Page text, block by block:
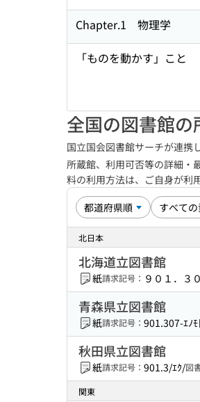
Chapter.1 物理学
「ものを動かす」こと
全国の図書館の
国立国会図書館サーチが連携
所蔵館、利用可否等の詳細・
料の利用方法は、ご自身が利
北日本
北海道立図書館
紙請求記号： ９０１．３
青森県立図書館
紙請求記号： 901.307-ｴﾉ
秋田県立図書館
紙請求記号： 901.3/ｴｸ/図
関東